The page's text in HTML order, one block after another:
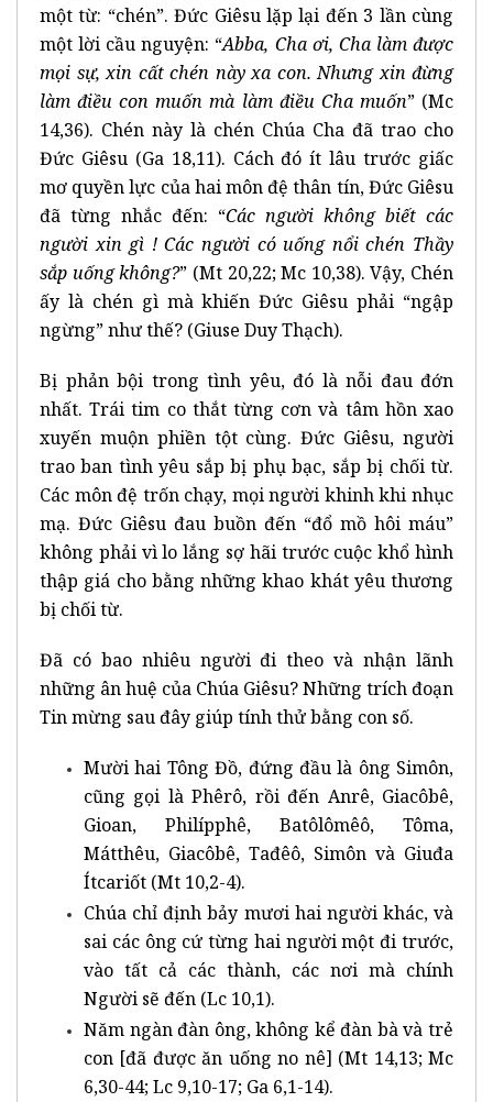
một từ: “chén”. Đức Giêsu lặp lại đến 3 lần cùng
một lời cầu nguyện: “Abba, Cha ơi, Cha làm được
mọi sự, xin cất chén này xa con. Nhưng xin đừng
làm điều con muốn mà làm điều Cha muốn” (Mc
14,36). Chén này là chén Chúa Cha đã trao cho
Đức Giêsu (Ga 18,11). Cách đó ít lâu trước giấc
mơ quyền lực của hai môn đệ thân tín, Đức Giêsu
đã từng nhắc đến: “Các người không biết các
người xin gì ! Các người có uống nổi chén Thầy
sắp uống không?” (Mt 20,22; Mc 10,38). Vậy, Chén
ấy là chén gì mà khiến Đức Giêsu phải “ngập
ngừng” như thế? (Giuse Duy Thạch).
Bị phản bội trong tình yêu, đó là nỗi đau đớn
nhất. Trái tim co thắt từng cơn và tâm hồn xao
xuyến muộn phiền tột cùng. Đức Giêsu, người
trao ban tình yêu sắp bị phụ bạc, sắp bị chối từ.
Các môn đệ trốn chạy, mọi người khinh khi nhục
mạ. Đức Giêsu đau buồn đến “đổ mồ hôi máu”
không phải vì lo lắng sợ hãi trước cuộc khổ hình
thập giá cho bằng những khao khát yêu thương
bị chối từ.
Đã có bao nhiêu người đi theo và nhận lãnh
những ân huệ của Chúa Giêsu? Những trích đoạn
Tin mừng sau đây giúp tính thử bằng con số.
Mười hai Tông Đồ, đứng đầu là ông Simôn,
cũng gọi là Phêrô, rồi đến Anrê, Giacôbê,
Gioan, Philípphê, Batôlômêô, Tôma,
Mátthêu, Giacôbê, Tađêô, Simôn và Giuđa
Ítcariốt (Mt 10,2-4).
Chúa chỉ định bảy mươi hai người khác, và
sai các ông cứ từng hai người một đi trước,
vào tất cả các thành, các nơi mà chính
Người sẽ đến (Lc 10,1).
Năm ngàn đàn ông, không kể đàn bà và trẻ
con [đã được ăn uống no nê] (Mt 14,13; Mc
6,30-44; Lc 9,10-17; Ga 6,1-14).